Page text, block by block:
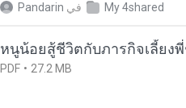
Pandarin في My 4shared
หนูน้อยสู้ชีวิตกับภารกิจเลี้ยง
PDF 27.2 MB